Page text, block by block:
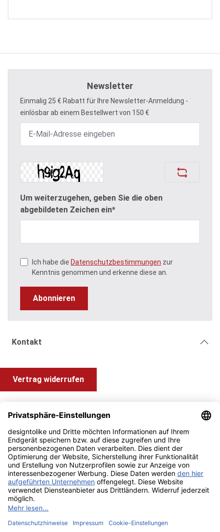
Newsletter
Einmalig 25 € Rabatt für Ihre Newsletter-Anmeldung -
einlösbar ab einem Bestellwert von 150 €
Um weiterzugehen, geben Sie die oben
abgebildeten Zeichen ein*
Ich habe die Datenschutzbestimmungen zur
Kenntnis genommen und erkenne diese an.
Abonnieren
Kontakt
Vertrag widerrufen
Information und Impressum
Zahlung & Versand
Impressum AGB